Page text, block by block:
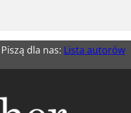
Piszą dla nas: Lista autorów